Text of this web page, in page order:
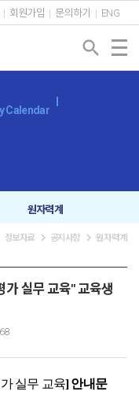
회원가입 문의하기 ENG
search
Calendar
원자력계
정보자료 navigate_next 공지사항 navigate_next 원자력계
실무 교육" 교육생
실무 교육]안내문